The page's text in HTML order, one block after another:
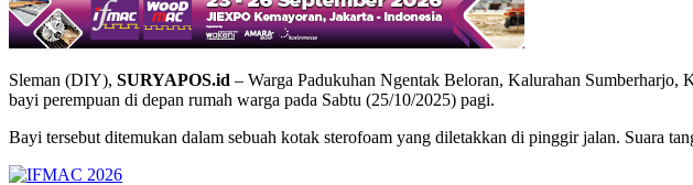
Sleman (DIY), SURYAPOS.id – Warga Padukuhan Ngentak Beloran, Kalurahan Sumberharjo,
bayi perempuan di depan rumah warga pada Sabtu (25/10/2025) pagi.
Bayi tersebut ditemukan dalam sebuah kotak sterofoam yang diletakkan di pinggir jalan. Suara